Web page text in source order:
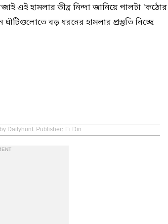
এই হামলার তীব্র নিন্দা জানিয়ে পালটা 'কঠোর
বড় ধরনের হামলার প্রস্তুতি নিচ্ছে
Dailyhunt. Publisher: Ei Din